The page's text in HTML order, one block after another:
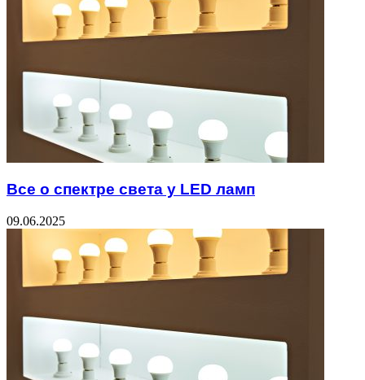
Все о спектре света у LED ламп
09.06.2025